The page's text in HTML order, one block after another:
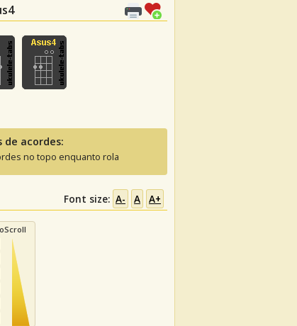
de acordes:
no topo enquanto rola
Font size: A- A A+